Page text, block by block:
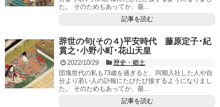
た。 そのためもあってか、最...
記事を読む
辞世の句(その４)平安時代 藤原定子･紀
貫之･小野小町･花山天皇
2022/10/29
歴史・郷土
団塊世代の私も73歳を過ぎると、同期入社した人や自
分より若い人の訃報にたびたび接するようになりまし
た。 そのためもあってか、最...
記事を読む